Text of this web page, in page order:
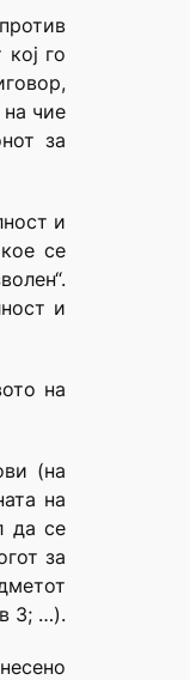
го
чие
за
и
се
и
на
(на
на
да се
за
3; …).